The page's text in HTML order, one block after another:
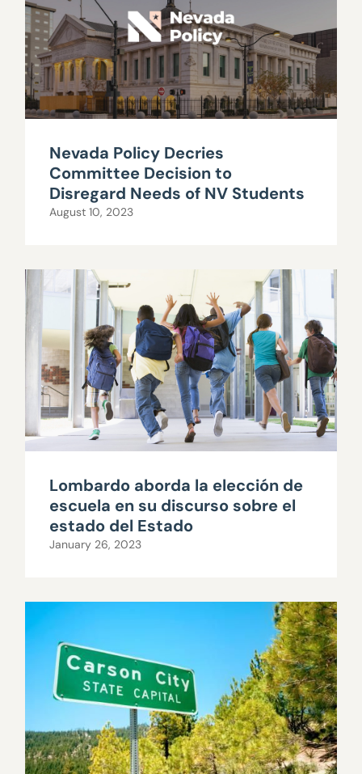
Nevada Policy Decries
Committee Decision to
Disregard Needs of NV Students
August 10, 2023
Lombardo aborda la elección de
escuela en su discurso sobre el
estado del Estado
January 26, 2023